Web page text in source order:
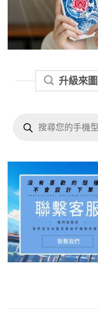
升級來
search